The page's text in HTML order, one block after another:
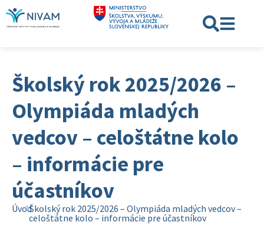
Školský rok 2025/2026 –
Olympiáda mladých
vedcov – celoštátne kolo
– informácie pre
účastníkov
ÚvodŠkolský rok 2025/2026 – Olympiáda mladých vedcov –
celoštátne kolo – informácie pre účastníkov